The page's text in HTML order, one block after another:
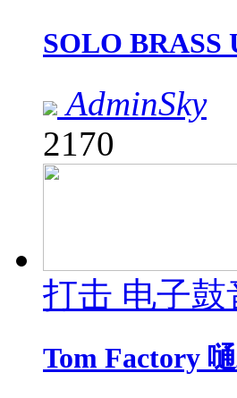
SOLO
AdminSky
2170
打击 电子鼓
Tom Factory